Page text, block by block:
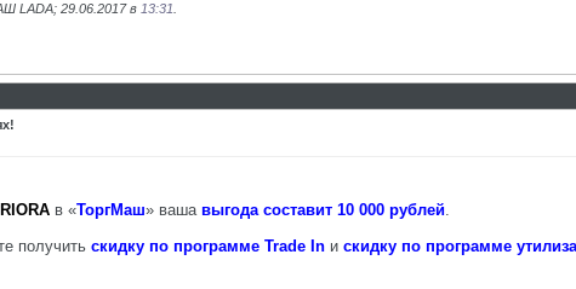
LADA; 29.06.2017 в 13:31
в «ТоргМаш» ваша выгода составит 10 000 рублей.
получить скидку по программе Trade In и скидку по программе